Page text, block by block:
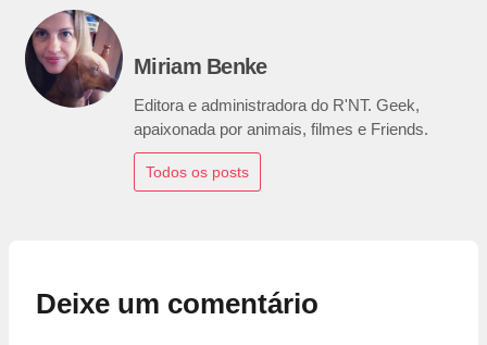
Miriam Benke
Editora e administradora do R'NT. Geek,
apaixonada por animais, filmes e Friends.
Todos os posts
Deixe um comentário